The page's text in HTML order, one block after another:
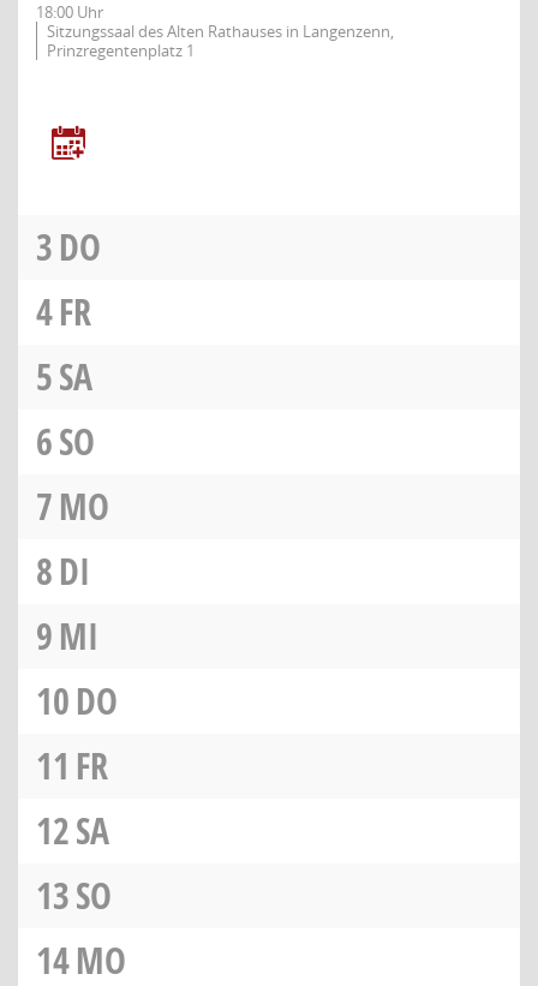
18:00 Uhr
Sitzungssaal des Alten Rathauses in Langenzenn,
Prinzregentenplatz 1
3DO
4FR
5SA
6SO
7MO
8DI
9MI
10DO
11 FR
12SA
13SO
14MO